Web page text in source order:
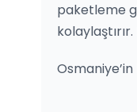
paketleme